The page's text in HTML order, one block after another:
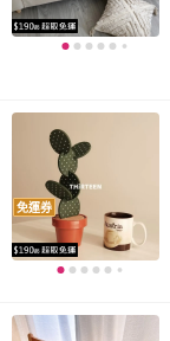
免運券